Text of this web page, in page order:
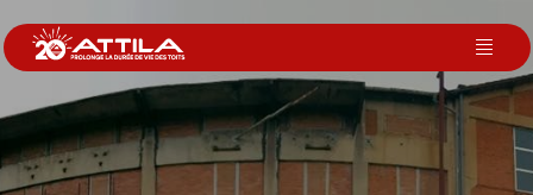
au
contenu
Le groupe